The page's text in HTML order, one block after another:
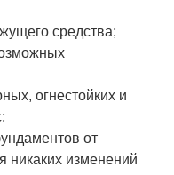
средства;
огнестойких и
от
никаких изменений